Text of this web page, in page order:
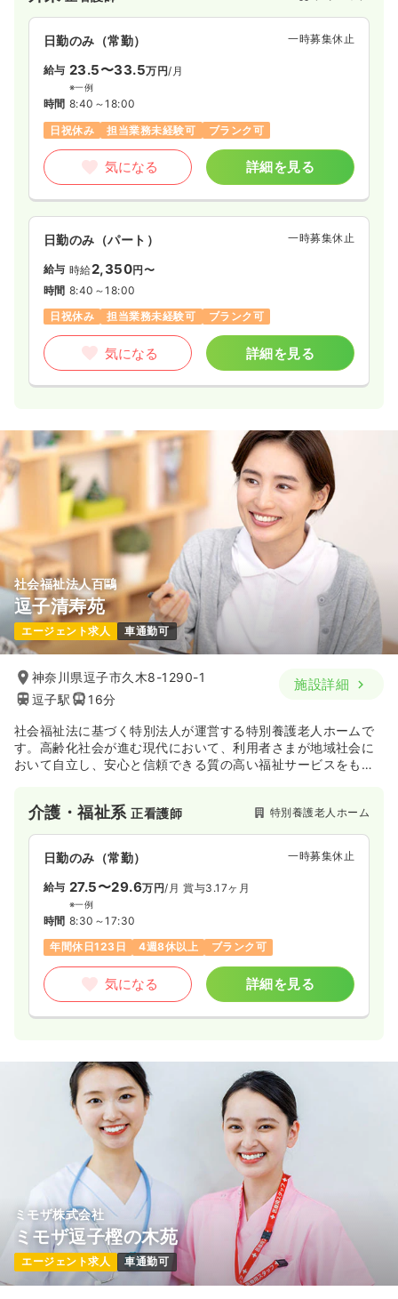
日勤のみ（常勤） 一時募集休止
給与 23.5〜33.5万円/月
※一例
時間 8:40～18:00
日祝休み
担当業務未経験可 ブランク可
気になる 詳細を見る
日勤のみ（パート） 一時募集休止
給与 時給2,350円〜
時間 8:40～18:00
日祝休み
担当業務未経験可 ブランク可
気になる 詳細を見る
社会福祉法人百鷗
逗子清寿苑
エージェント求人 車通勤可
神奈川県逗子市久木8-1290-1
逗子駅
16分
施設詳細
社会福祉法に基づく特別法人が運営する特別養護老人ホームで
す。高齢化社会が進む現代において、利用者さまが地域社会に
おいて自立し、安心と信頼できる質の高い福祉サービスをもっ
介護・福祉系正看護師 特別養護老人ホーム
日勤のみ（常勤） 一時募集休止
給与 27.5〜29.6万円/月 賞与3.17ヶ月
※一例
時間 8:30～17:30
年間休日123日
4週8休以上 ブランク可
気になる 詳細を見る
ミモザ株式会社
ミモザ逗子樫の木苑
エージェント求人 車通勤可